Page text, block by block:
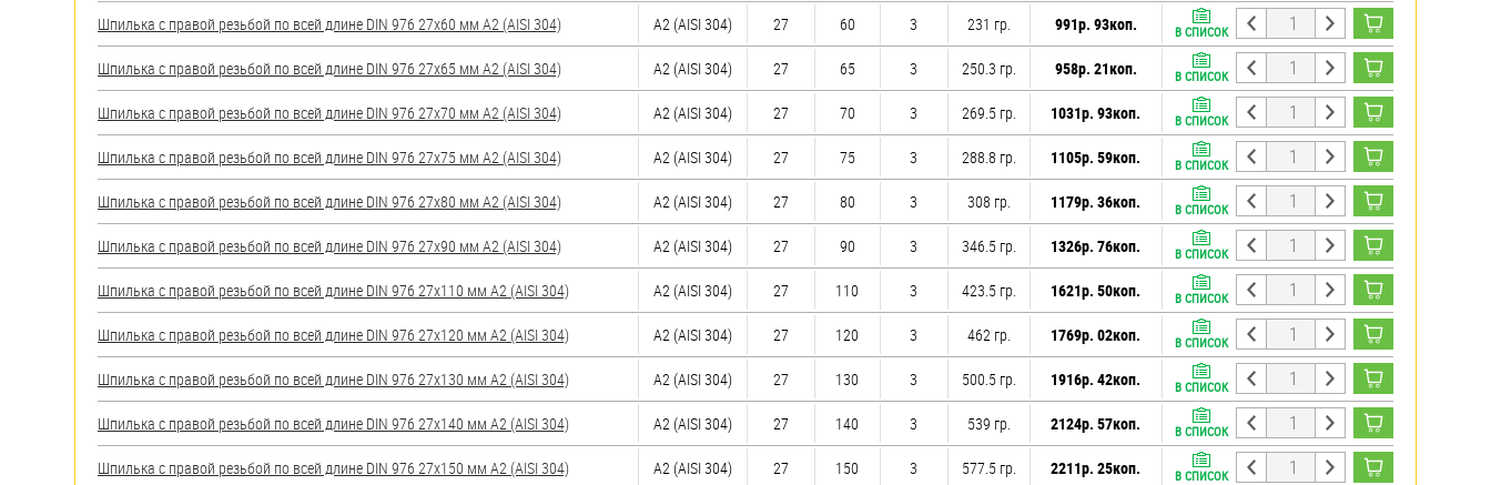
Пробки
Саморезы и шурупы
Стопорные кольца
Такелаж
Хомуты
Шайбы
Шпильки
Шплинты
Штифты и пальцы
Шпилька с правой резьбой по всей длине DIN 976 27х60 мм А2 (AISI 304) А2 (AISI 304) 27 60 3 231 гр. 991р. 93коп. В СПИСОК
Шпилька с правой резьбой по всей длине DIN 976 27х65 мм А2 (AISI 304) А2 (AISI 304) 27 65 3 250.3 гр. 958р. 21коп. В СПИСОК
Шпилька с правой резьбой по всей длине DIN 976 27х70 мм А2 (AISI 304) А2 (AISI 304) 27 70 3 269.5 гр. 1031р. 93коп. В СПИСОК
Шпилька с правой резьбой по всей длине DIN 976 27х75 мм А2 (AISI 304) А2 (AISI 304) 27 75 3 288.8 гр. 1105р. 59коп. В СПИСОК
Шпилька с правой резьбой по всей длине DIN 976 27х80 мм А2 (AISI 304) А2 (AISI 304) 27 80 3 308 гр. 1179р. 36коп. В СПИСОК
Шпилька с правой резьбой по всей длине DIN 976 27х90 мм А2 (AISI 304) А2 (AISI 304) 27 90 3 346.5 гр. 1326р. 76коп. В СПИСОК
Шпилька с правой резьбой по всей длине DIN 976 27х110 мм А2 (AISI 304) А2 (AISI 304) 27 110 3 423.5 гр. 1621р. 50коп. В СПИСОК
Шпилька с правой резьбой по всей длине DIN 976 27х120 мм А2 (AISI 304) А2 (AISI 304) 27 120 3 462 гр. 1769р. 02коп. В СПИСОК
Шпилька с правой резьбой по всей длине DIN 976 27х130 мм А2 (AISI 304) А2 (AISI 304) 27 130 3 500.5 гр. 1916р. 42коп. В СПИСОК
Шпилька с правой резьбой по всей длине DIN 976 27х140 мм А2 (AISI 304) А2 (AISI 304) 27 140 3 539 гр. 2124р. 57коп. В СПИСОК
Шпилька с правой резьбой по всей длине DIN 976 27х150 мм А2 (AISI 304) А2 (AISI 304) 27 150 3 577.5 гр. 2211р. 25коп. В СПИСОК